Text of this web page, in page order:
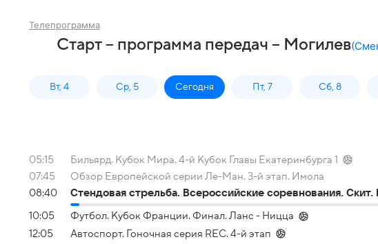
Телепрограмма
Старт – программа передач – Могилев(
Вт, 4 Ср, 5 Сегодня Пт, 7 Сб, 8
05:15
Бильярд. Кубок Мира. 4-й Кубок Главы Екатеринбурга 1
07:45
Обзор Европейской серии Ле-Ман. 3-й этап. Имола
08:40
Стендовая стрельба. Всероссийские соревнования.
10:05
Футбол. Кубок Франции. Финал. Ланс - Ницца
12:05
Автоспорт. Гоночная серия REC. 4-й этап